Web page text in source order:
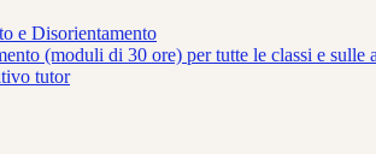
e Disorientamento
(moduli di 30 ore) per tutte le classi e sulle
tutor